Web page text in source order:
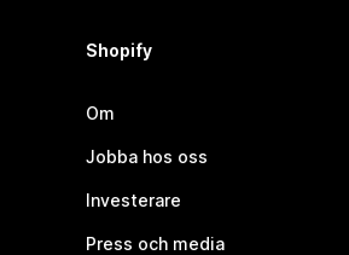
Shopify
Om
Jobba hos oss
Investerare
Press och media